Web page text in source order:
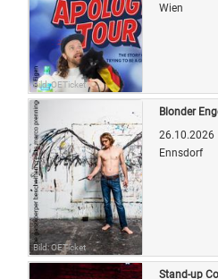
Bild: OETicket
Wien
Bild: OETicket
Blonder
26.10.2026
Ennsdorf
Stand-up